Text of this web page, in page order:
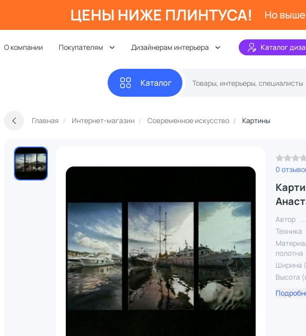
ЦЕНЫ НИЖЕ ПЛИНТУСА! Но выше
О компании Покупателям Дизайнерам интерьера Каталог
Каталог
Главная Интернет-магазин Современное искусство Картины
0
Автор
Техника
полотна
Ширина
Высота